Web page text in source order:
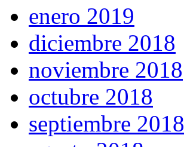
enero 2019
diciembre 2018
noviembre 2018
octubre 2018
septiembre 2018